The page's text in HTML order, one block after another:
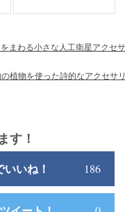
まわる小さな人工衛星アクセ
植物を使った詩的なアクセサリ
す！
いいね！ 186